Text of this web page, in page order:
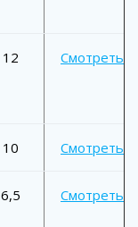
12 Смотреть
10 Смотреть
6,5 Смотреть